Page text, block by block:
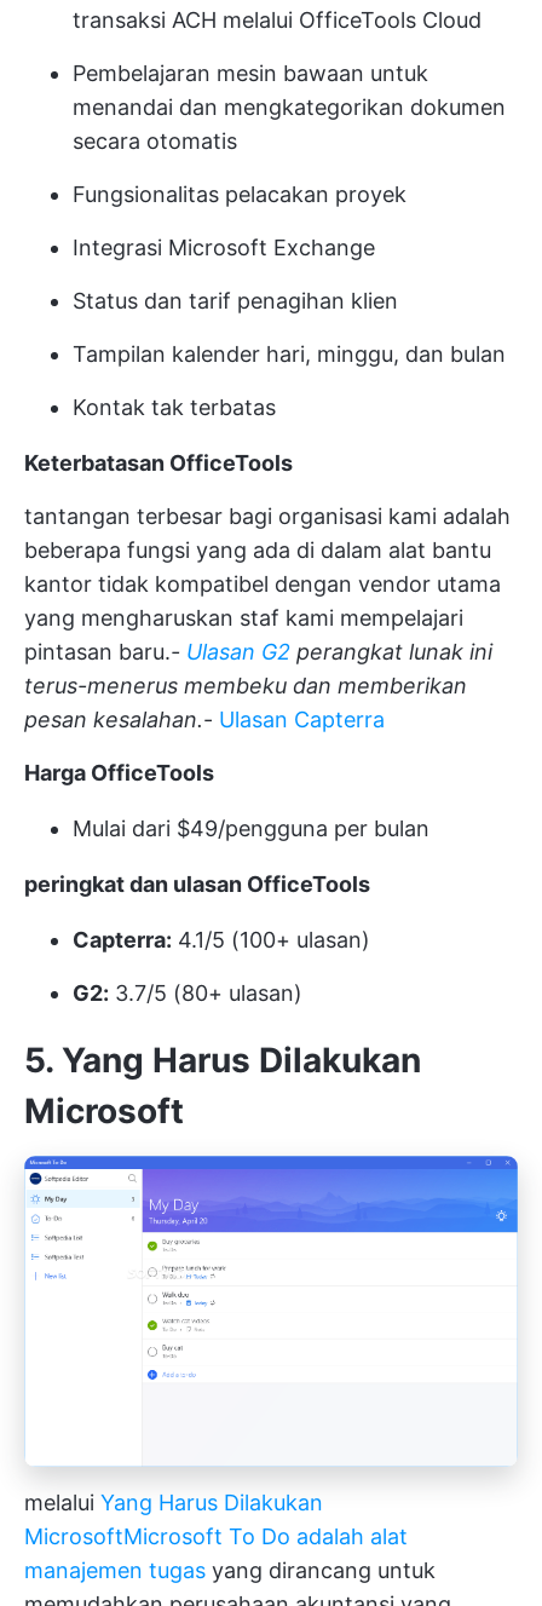
transaksi ACH melalui OfficeTools Cloud
Pembelajaran mesin bawaan untuk
menandai dan mengkategorikan dokumen
secara otomatis
Fungsionalitas pelacakan proyek
Integrasi Microsoft Exchange
Status dan tarif penagihan klien
Tampilan kalender hari, minggu, dan bulan
Kontak tak terbatas
Keterbatasan OfficeTools
tantangan terbesar bagi organisasi kami adalah
beberapa fungsi yang ada di dalam alat bantu
kantor tidak kompatibel dengan vendor utama
yang mengharuskan staf kami mempelajari
pintasan baru.- Ulasan G2 perangkat lunak ini
terus-menerus membeku dan memberikan
pesan kesalahan.- Ulasan Capterra
Harga OfficeTools
Mulai dari $49/pengguna per bulan
peringkat dan ulasan OfficeTools
Capterra: 4.1/5 (100+ ulasan)
G2: 3.7/5 (80+ ulasan)
5. Yang Harus Dilakukan
Microsoft
melalui Yang Harus Dilakukan
MicrosoftMicrosoft To Do adalah alat
manajemen tugas yang dirancang untuk